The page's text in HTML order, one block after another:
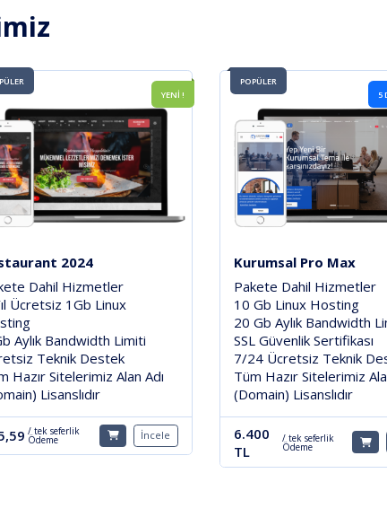
YENİ !
2024
Dahil Hizmetler
Ücretsiz 1Gb Linux
Aylık Bandwidth Limiti
Teknik Destek
Hazır Sitelerimiz Alan Adı
Lisanslıdır
/ tek seferlik
Ödeme İncele
POPÜLER
5
Kurumsal Pro Max
Pakete Dahil Hizmetler
10 Gb Linux Hosting
20 Gb Aylık Bandwidth
SSL Güvenlik Sertifikası
7/24 Ücretsiz Teknik
Tüm Hazır Sitelerimiz
(Domain) Lisanslıdır
6.400
TL
/ tek seferlik
Ödeme